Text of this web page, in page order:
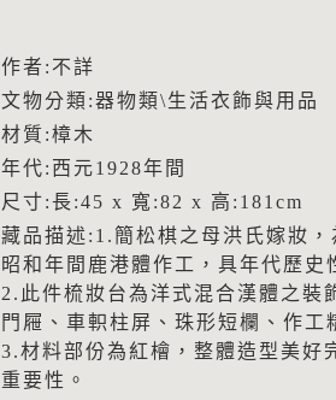
作者:不詳
文物分類:器物類\生活衣飾與用品
材質:樟木
年代:西元1928年間
尺寸:長:45 x 寬:82 x 高:181cm
藏品描述:1.簡松棋之母洪氏嫁妝
昭和年間鹿港體作工，具年代歷史
2.此件梳妝台為洋式混合漢體之裝
門屜、車軹柱屏、珠形短欄、作工
3.材料部份為紅檜，整體造型美好
重要性。